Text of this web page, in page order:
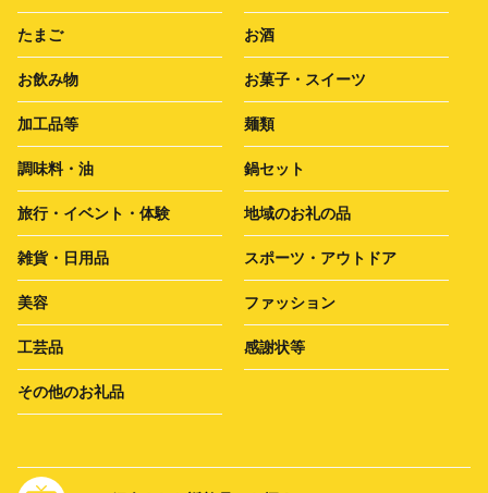
たまご お酒
お飲み物 お菓子・スイーツ
加工品等 麺類
調味料・油 鍋セット
旅行・イベント・体験 地域のお礼の品
雑貨・日用品 スポーツ・アウトドア
美容 ファッション
工芸品 感謝状等
その他のお礼品